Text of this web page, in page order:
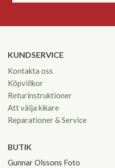
KUNDSERVICE
Kontakta oss
Köpvillkor
Returinstruktioner
Att välja kikare
Reparationer & Service
BUTIK
Gunnar Olssons Foto